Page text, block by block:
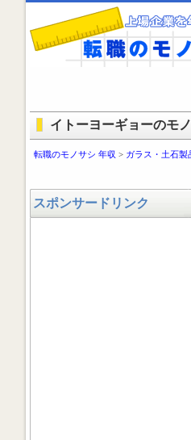
イトーヨーギョーのモ
転職のモノサシ 年収 > ガラス・土石製
スポンサードリンク